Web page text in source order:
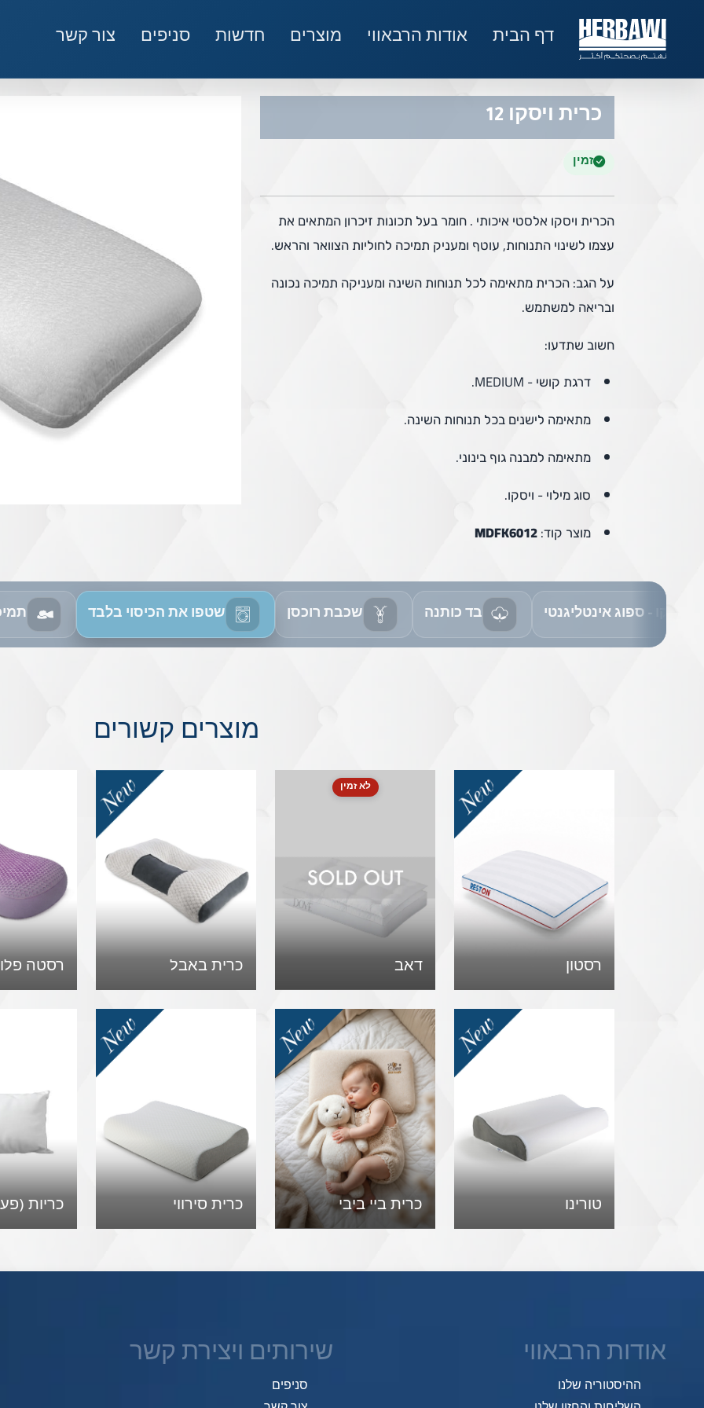
דף הבית אודות הרבאווי מוצרים חדשות סניפים צור קשר
כרית ויסקו 12
זמין
הכרית ויסקו אלסטי איכותי . חומר בעל תכונות זיכרון המתאים את
עצמו לשינוי התנוחות, עוטף ומעניק תמיכה לחוליות הצוואר והראש.
על הגב: הכרית מתאימה לכל תנוחות השינה ומעניקה תמיכה נכונה
ובריאה למשתמש.
חשוב שתדעו:
דרגת קושי - MEDIUM.
מתאימה לישנים בכל תנוחות השינה.
מתאימה למבנה גוף בינוני.
סוג מילוי - ויסקו.
מוצר קוד:MDFK6012
ויסקו - ספוג אינטליגנטי בד כותנה שכבת רוכסן שטפו את הכיסוי בלבד
מוצרים קשורים
רסטון
לא זמין
דאב כרית באבל רסטה
טורינו כרית ביי ביבי כרית סירווי כריות (פעוט
אודות הרבאווי
ההיסטוריה שלנו
שירותים ויצירת קשר
סניפים